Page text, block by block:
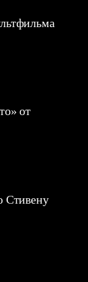
от
Стивену